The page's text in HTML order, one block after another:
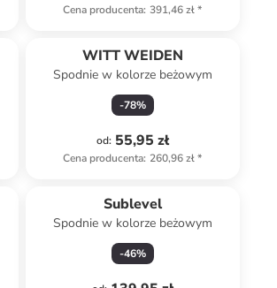
Cena producenta: 391,46 zł*
WITT WEIDEN
Spodnie w kolorze beżowym
-78%
od: 55,95 zł
Cena producenta: 260,96 zł*
Sublevel
Spodnie w kolorze beżowym
-46%